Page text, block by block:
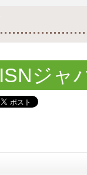
ISNジャ